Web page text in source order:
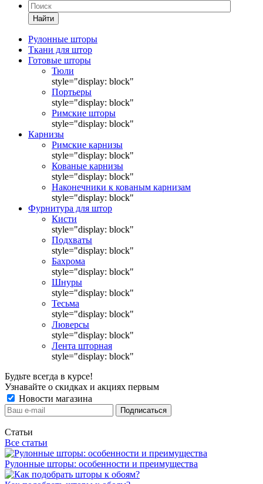
Найти
Рулонные шторы
Ткани для штор
Готовые шторы
Тюли
style="display: block"
Портьеры
style="display: block"
Римские шторы
style="display: block"
Карнизы
Римские карнизы
style="display: block"
Кованые карнизы
style="display: block"
Наконечники к кованым карнизам
style="display: block"
Фурнитура для штор
Кисти
style="display: block"
Подхваты
style="display: block"
Бахрома
style="display: block"
Шнуры
style="display: block"
Тесьма
style="display: block"
Люверсы
style="display: block"
Лента шторная
style="display: block"
Будьте всегда в курсе!
Узнавайте о скидках и акциях первым
Новости магазина
Статьи
Все статьи
Рулонные шторы: особенности и преимущества